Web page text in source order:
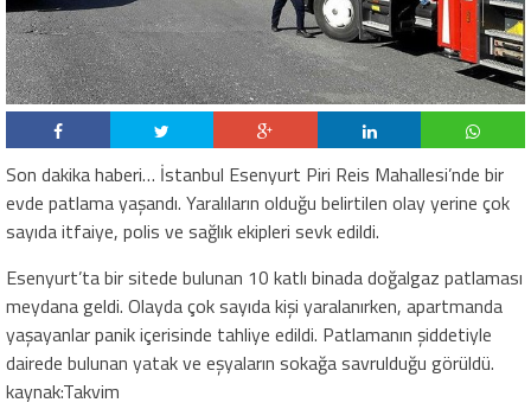
Son dakika haberi… İstanbul Esenyurt Piri Reis Mahallesi’nde bir
evde patlama yaşandı. Yaralıların olduğu belirtilen olay yerine çok
sayıda itfaiye, polis ve sağlık ekipleri sevk edildi.
Esenyurt’ta bir sitede bulunan 10 katlı binada doğalgaz patlaması
meydana geldi. Olayda çok sayıda kişi yaralanırken, apartmanda
yaşayanlar panik içerisinde tahliye edildi. Patlamanın şiddetiyle
dairede bulunan yatak ve eşyaların sokağa savrulduğu görüldü.
kaynak:Takvim